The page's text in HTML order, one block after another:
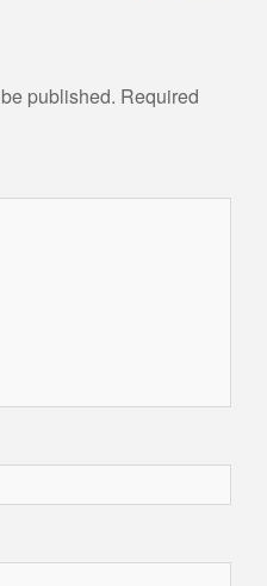
published. Required